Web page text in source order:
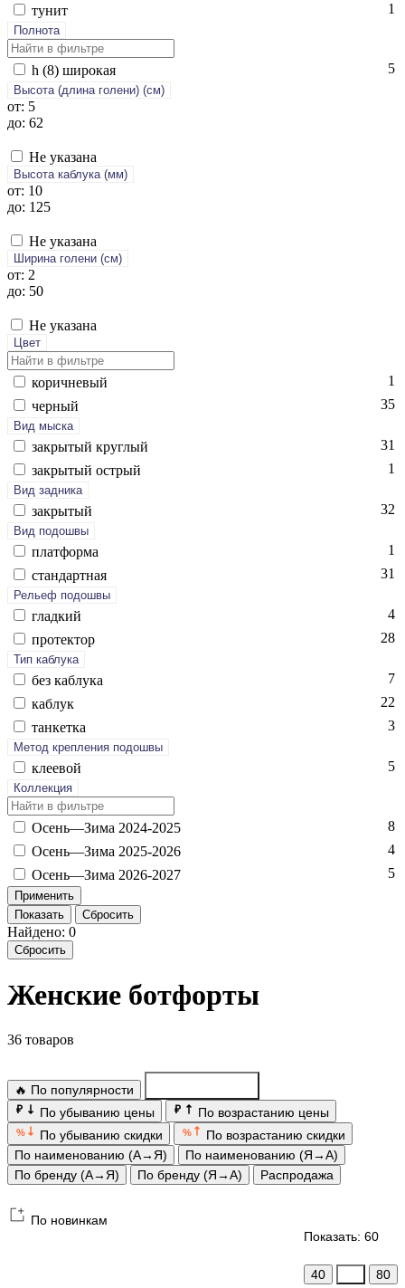
ту­нит
1
Полнота
h (8) ши­рокая 5
Высота (длина голени) (cм)
от: 5
до: 62
Не указана
Высота каблука (мм)
от: 10
до: 125
Не указана
Ширина голени (см)
от: 2
до: 50
Не указана
Цвет
ко­рич­не­вый
1
чер­ный
35
Вид мыска
зак­ры­тый круг­лый
31
зак­ры­тый ост­рый
1
Вид задника
зак­ры­тый 32
Вид подошвы
плат­форма
1
стан­дарт­ная
31
Рельеф подошвы
глад­кий
4
про­тек­тор
28
Тип каблука
без каб­лу­ка
7
каб­лук
22
тан­кетка
3
Метод крепления подошвы
кле­евой 5
Коллекция
Осень—Зи­ма 2024-2025
8
Осень—Зи­ма 2025-2026
4
Осень—Зи­ма 2026-2027
5
Показать Сбросить
Найдено: 0
Сбросить
Женские ботфорты
36 товаров
🔥 По популярности
₽ По убыванию цены ₽ По возрастанию цены
% По убыванию скидки %
По возрастанию скидки
По наименованию (А→Я)
По наименованию (Я→А)
По бренду (А→Я)
По бренду (Я→А) Распродажа
По новинкам
Показать: 60
40 80